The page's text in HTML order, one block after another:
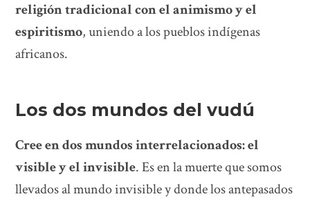
religión tradicional con el animismo y el
espiritismo, uniendo a los pueblos indígenas
africanos.
Los dos mundos del vudú
Cree en dos mundos interrelacionados: el
visible y el invisible. Es en la muerte que somos
llevados al mundo invisible y donde los antepasados